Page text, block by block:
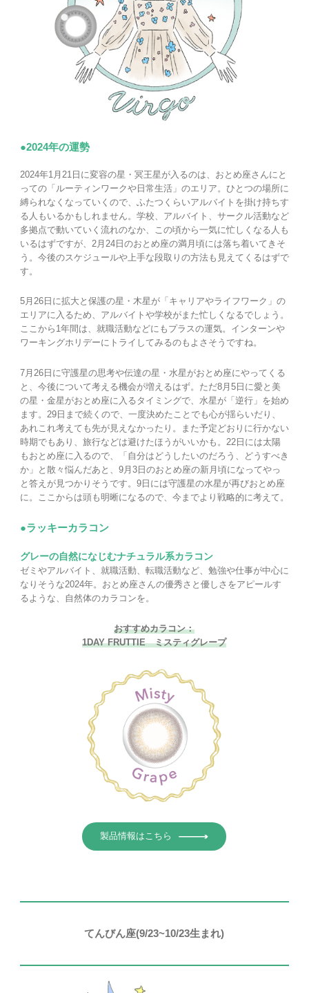
●2024年の運勢
2024年1月21日に変容の星・冥王星が入るのは、おとめ座さんにと
っての「ルーティンワークや日常生活」のエリア。ひとつの場所に
縛られなくなっていくので、ふたつくらいアルバイトを掛け持ちす
る人もいるかもしれません。学校、アルバイト、サークル活動など
多拠点で動いていく流れのなか、この頃から一気に忙しくなる人も
いるはずですが、2月24日のおとめ座の満月頃には落ち着いてきそ
う。今後のスケジュールや上手な段取りの方法も見えてくるはずで
す。
5月26日に拡大と保護の星・木星が「キャリアやライフワーク」の
エリアに入るため、アルバイトや学校がまた忙しくなるでしょう。
ここから1年間は、就職活動などにもプラスの運気。インターンや
ワーキングホリデーにトライしてみるのもよさそうですね。
7月26日に守護星の思考や伝達の星・水星がおとめ座にやってくる
と、今後について考える機会が増えるはず。ただ8月5日に愛と美
の星・金星がおとめ座に入るタイミングで、水星が「逆行」を始め
ます。29日まで続くので、一度決めたことでも心が揺らいだり、
あれこれ考えても先が見えなかったり。また予定どおりに行かない
時期でもあり、旅行などは避けたほうがいいかも。22日には太陽
もおとめ座に入るので、「自分はどうしたいのだろう、どうすべき
か」と散々悩んだあと、9月3日のおとめ座の新月頃になってやっ
と答えが見つかりそうです。9日には守護星の水星が再びおとめ座
に。ここからは頭も明晰になるので、今までより戦略的に考えて。
●ラッキーカラコン
グレーの自然になじむナチュラル系カラコン
ゼミやアルバイト、就職活動、転職活動など、勉強や仕事が中心に
なりそうな2024年。おとめ座さんの優秀さと優しさをアピールす
るような、自然体のカラコンを。
おすすめカラコン：
1DAY FRUTTIE ミスティグレープ
製品情報はこちら
てんびん座(9/23~10/23生まれ)